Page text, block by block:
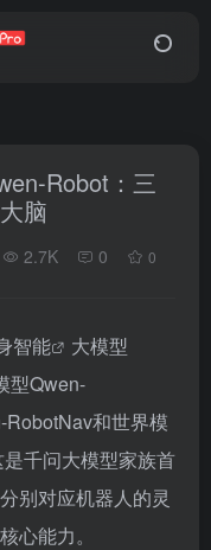
Robot：三
脑
2.7K 0 0
智能
大模型
型Qwen-
和世界模
千问大模型家族首
别对应机器人的灵
心能力。